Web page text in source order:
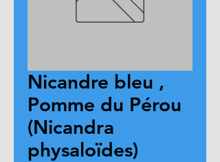
Nicandre bleu ,
Pomme du Pérou
(Nicandra
physaloïdes)